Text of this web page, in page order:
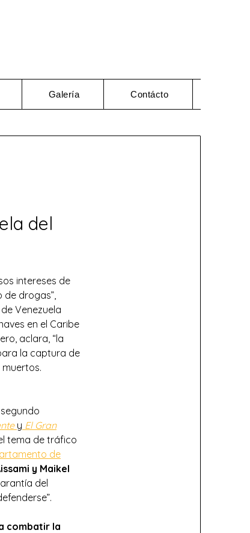
Galería Contácto
del
intereses de
drogas”,
Venezuela
en el Caribe
aclara, “la
la captura de
muertos.
y El Gran
tema de tráfico
de
y Maikel
del
combatir la